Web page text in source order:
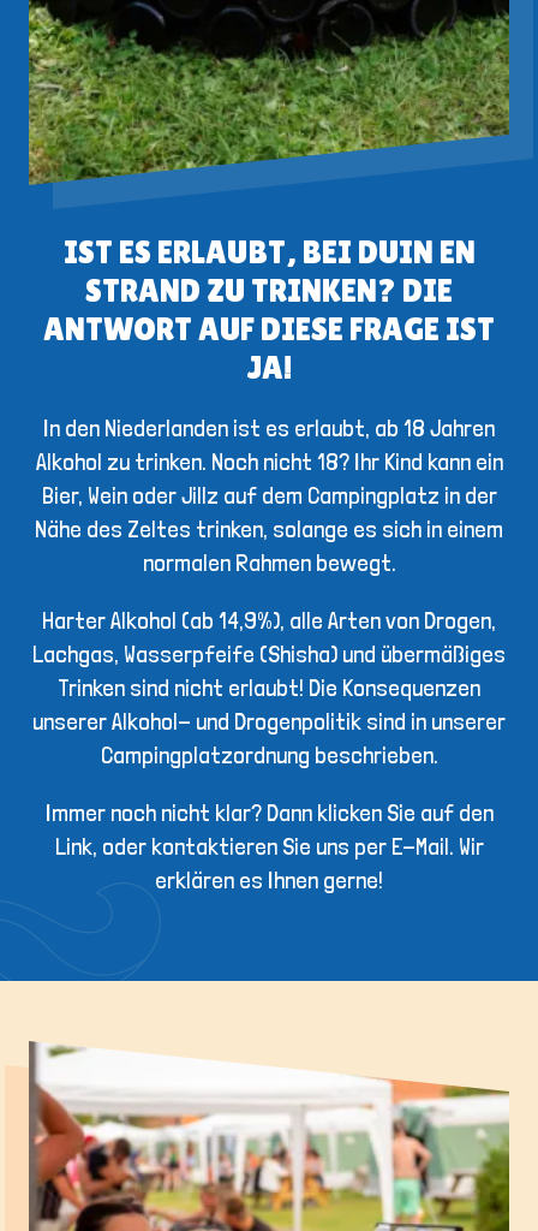
IST ES ERLAUBT, BEI DUIN EN
STRAND ZU TRINKEN? DIE
ANTWORT AUF DIESE FRAGE IST
JA!
In den Niederlanden ist es erlaubt, ab 18 Jahren
Alkohol zu trinken. Noch nicht 18? Ihr Kind kann ein
Bier, Wein oder Jillz auf dem Campingplatz in der
Nähe des Zeltes trinken, solange es sich in einem
normalen Rahmen bewegt.
Harter Alkohol (ab 14,9%), alle Arten von Drogen,
Lachgas, Wasserpfeife (Shisha) und übermäßiges
Trinken sind nicht erlaubt! Die Konsequenzen
unserer Alkohol- und Drogenpolitik sind in unserer
Campingplatzordnung beschrieben.
Immer noch nicht klar? Dann klicken Sie auf den
Link, oder kontaktieren Sie uns per E-Mail. Wir
erklären es Ihnen gerne!